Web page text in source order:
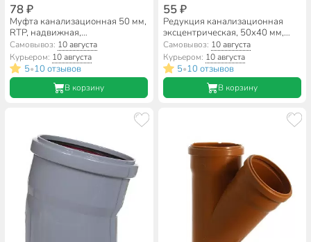
78 ₽
Муфта канализационная 50 мм,
RTP, надвижная,
полипропилен, 36731
Самовывоз: 10 августа
Курьером: 10 августа
5•10 отзывов
В корзину
55 ₽
Редукция канализационная
эксцентрическая, 50х40 мм,
RTP, серая, 36422
Самовывоз: 10 августа
Курьером: 10 августа
5•10 отзывов
В корзину